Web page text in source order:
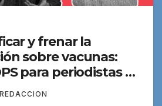
y frenar la
sobre vacunas:
para periodistas y
REDACCION